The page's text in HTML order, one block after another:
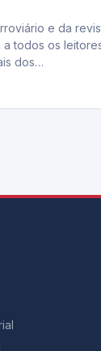
e da
todos os
dos…